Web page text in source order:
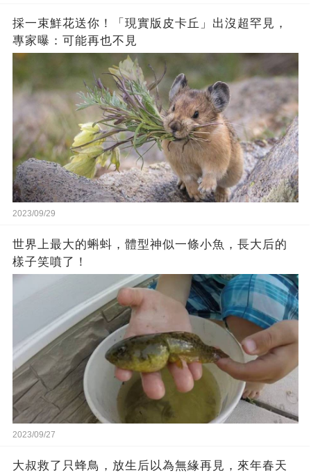
採一束鮮花送你！「現實版皮卡丘」出沒超罕見，
專家曝：可能再也不見
2023/09/29
世界上最大的蝌蚪，體型神似一條小魚，長大后的
樣子笑噴了！
2023/09/27
大叔救了只蜂鳥，放生后以為無緣再見，來年春天